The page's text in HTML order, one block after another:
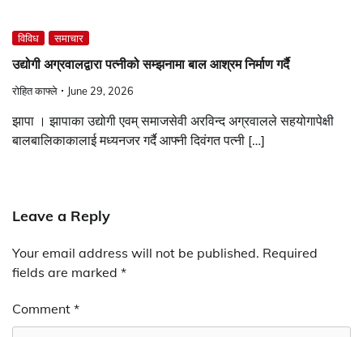
विविध समाचार
उद्योगी अग्रवालद्वारा पत्नीको सम्झनामा बाल आश्रम निर्माण गर्दै
रोहित काफ्ले June 29, 2026
झापा । झापाका उद्योगी एवम् समाजसेवी अरविन्द अग्रवालले सहयोगापेक्षी
बालबालिकाकालाई मध्यनजर गर्दै आफ्नी दिवंगत पत्नी […]
Leave a Reply
Your email address will not be published. Required
fields are marked *
Comment *